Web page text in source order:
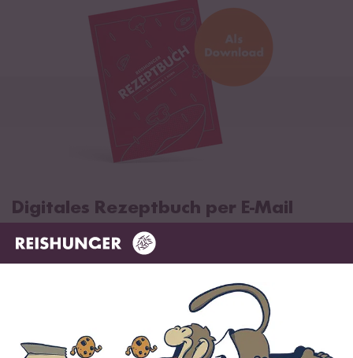
Digitales Rezeptbuch per E-Mail
✔️ 25 leckere Rezepte aus unseren bunten Kochwelten
✔️ Von Sushi über Curry bis hin zu Desserts